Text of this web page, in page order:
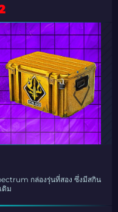
กล่องรุ่นที่สอง ซึ่งมีสกิน
ดิม